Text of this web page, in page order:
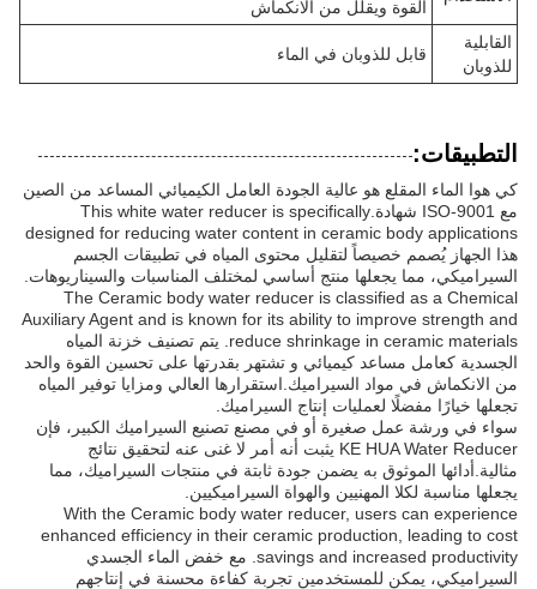
القوة ويقلل من الانكماش
القابلية
للذوبان
قابل للذوبان في الماء
التطبيقات:
كي هوا الماء المقلع هو عالية الجودة العامل الكيميائي المساعد من الصين
مع ISO-9001 شهادة.This white water reducer is specifically
designed for reducing water content in ceramic body applications
هذا الجهاز يُصمم خصيصاً لتقليل محتوى المياه في تطبيقات الجسم
السيراميكي، مما يجعلها منتج أساسي لمختلف المناسبات والسيناريوهات.
The Ceramic body water reducer is classified as a Chemical
Auxiliary Agent and is known for its ability to improve strength and
reduce shrinkage in ceramic materials. يتم تصنيف خزنة المياه
الجسدية كعامل مساعد كيميائي و تشتهر بقدرتها على تحسين القوة والحد
من الانكماش في مواد السيراميك.استقرارها العالي ومزايا توفير المياه
تجعلها خيارًا مفضلًا لعمليات إنتاج السيراميك.
سواء في ورشة عمل صغيرة أو في مصنع تصنيع السيراميك الكبير، فإن
KE HUA Water Reducer يثبت أنه أمر لا غنى عنه لتحقيق نتائج
مثالية.أدائها الموثوق به يضمن جودة ثابتة في منتجات السيراميك، مما
يجعلها مناسبة لكلا المهنيين والهواة السيراميكيين.
With the Ceramic body water reducer, users can experience
enhanced efficiency in their ceramic production, leading to cost
savings and increased productivity. مع خفض الماء الجسدي
السيراميكي، يمكن للمستخدمين تجربة كفاءة محسنة في إنتاجهم